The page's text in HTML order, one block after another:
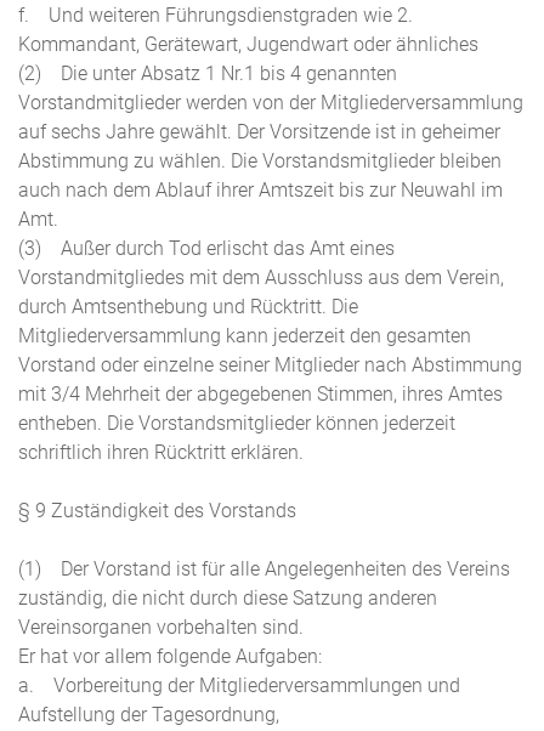
f. Und weiteren Führungsdienstgraden wie 2.
Kommandant, Gerätewart, Jugendwart oder ähnliches
(2) Die unter Absatz 1 Nr.1 bis 4 genannten
Vorstandmitglieder werden von der Mitgliederversammlung
auf sechs Jahre gewählt. Der Vorsitzende ist in geheimer
Abstimmung zu wählen. Die Vorstandsmitglieder bleiben
auch nach dem Ablauf ihrer Amtszeit bis zur Neuwahl im
Amt.
(3) Außer durch Tod erlischt das Amt eines
Vorstandmitgliedes mit dem Ausschluss aus dem Verein,
durch Amtsenthebung und Rücktritt. Die
Mitgliederversammlung kann jederzeit den gesamten
Vorstand oder einzelne seiner Mitglieder nach Abstimmung
mit 3/4 Mehrheit der abgegebenen Stimmen, ihres Amtes
entheben. Die Vorstandsmitglieder können jederzeit
schriftlich ihren Rücktritt erklären.
§ 9 Zuständigkeit des Vorstands
(1) Der Vorstand ist für alle Angelegenheiten des Vereins
zuständig, die nicht durch diese Satzung anderen
Vereinsorganen vorbehalten sind.
Er hat vor allem folgende Aufgaben:
a. Vorbereitung der Mitgliederversammlungen und
Aufstellung der Tagesordnung,